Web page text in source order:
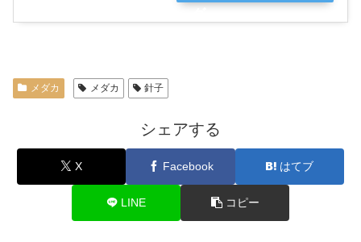
メダカ メダカ 針子
シェアする
X Facebook はてブ
LINE コピー